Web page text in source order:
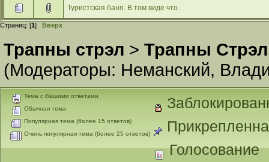
Туристская баня. В том виде что.
Страниц: [1] Вверх
Трапны стрэл > Трапны Стрэл
(Модераторы: Неманский,
Тема с Вашими ответами
Обычная тема
Популярная тема (более 15 ответов)
Очень популярная тема (более 25 ответов)
Голосование